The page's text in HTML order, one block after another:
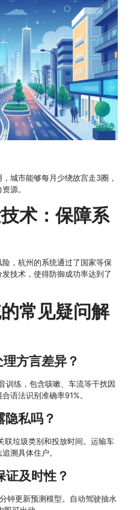
城市能够每月少绕故宫走3圈，
源。
术：保障系
，杭州的系统通过了国家等保
技术，使得防御成功率达到了
常见疑问解
方言差异？
训练，包含咳嗽、车流等干扰因
语法识别准确率91%。
隐私吗？
联垃圾类别和投放时间。运输车
溯具体住户。
证及时性？
钟更新预测模型。自动驾驶抽水